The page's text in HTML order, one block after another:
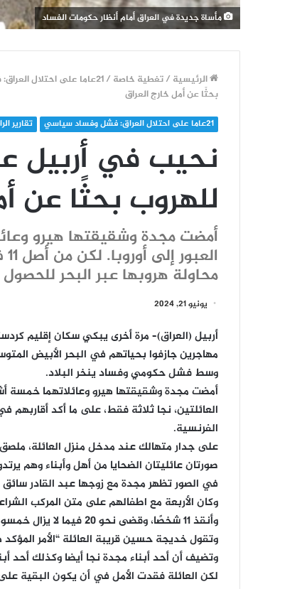
مأساة جديدة في العراق أمام أنظار حكومات الفساد
الرئيسية /تغطية خاصة /21عاما على احتلال العراق: فشل وفساد سياسي
بحثًا عن أمل خارج العراق
21عاما على احتلال العراق: فشل وفساد سياسي تقارير
نحيب في أربيل
للهروب بحثًا عن
أمضت مجدة وشقيقتها هيرو
محاولة هروبها عبر البحر
يونيو 21, 2024
أربيل (العراق)– مرة أخرى يبكي سكان إقليم
مهاجرين جازفوا بحياتهم في البحر الأبيض
وسط فشل حكومي وفساد ينخر البلاد.
العائلتين، نجا ثلاثة فقط، على ما أكد
الفرنسية.
على جدار متهالك عند مدخل منزل العائلة، ملصق
صورتان عائليتان الضحايا من أهل وأبناء وهم
في الصور تظهر مجدة مع زوجها عبد القادر سائق
وكان الأربعة مع اطفالهم على متن المركب
وأنقذ 11 شخصًا، وقضى نحو 20 فيما لا يزال خمسون شخصا تقريبا في عداد المفقودين.
وتقول خديجة حسين قريبة العائلة “الأمر
وتضيف أن أحد أبناء مجدة نجا أيضا وكذلك أحد
لكن العائلة فقدت الأمل في أن يكون البقية